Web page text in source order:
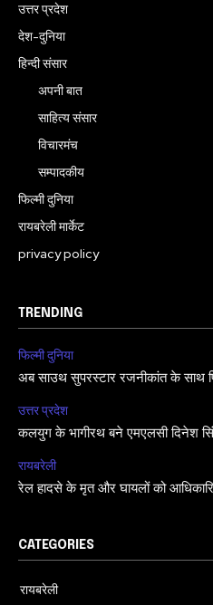
उत्तर प्रदेश
देश-दुनिया
हिन्दी संसार
अपनी बात
साहित्य संसार
विचारमंच
सम्पादकीय
फिल्मी दुनिया
रायबरेली मार्केट
privacy policy
TRENDING
फिल्मी दुनिया
अब साउथ सुपरस्टार रजनीकांत के साथ
उत्तर प्रदेश
कलयुग के भागीरथ बने एमएलसी दिनेश
रायबरेली
रेल हादसे के मृत और घायलों को
CATEGORIES
रायबरेली